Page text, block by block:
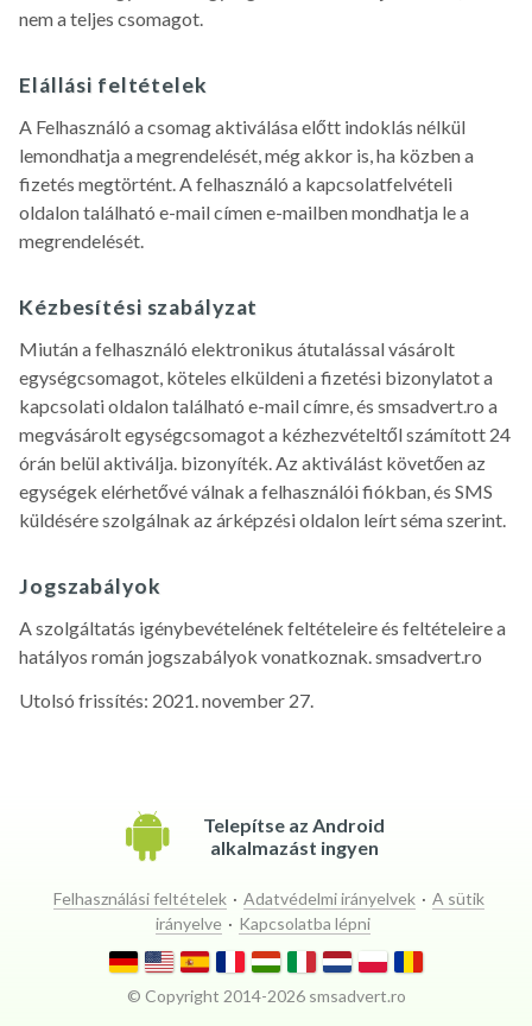
nem a teljes csomagot.
Elállási feltételek
A Felhasználó a csomag aktiválása előtt indoklás nélkül
lemondhatja a megrendelését, még akkor is, ha közben a
fizetés megtörtént. A felhasználó a kapcsolatfelvételi
oldalon található e-mail címen e-mailben mondhatja le a
megrendelését.
Kézbesítési szabályzat
Miután a felhasználó elektronikus átutalással vásárolt
egységcsomagot, köteles elküldeni a fizetési bizonylatot a
kapcsolati oldalon található e-mail címre, és smsadvert.ro a
megvásárolt egységcsomagot a kézhezvételtől számított 24
órán belül aktiválja. bizonyíték. Az aktiválást követően az
egységek elérhetővé válnak a felhasználói fiókban, és SMS
küldésére szolgálnak az árképzési oldalon leírt séma szerint.
Jogszabályok
A szolgáltatás igénybevételének feltételeire és feltételeire a
hatályos román jogszabályok vonatkoznak. smsadvert.ro
Utolsó frissítés: 2021. november 27.
Telepítse az Android
alkalmazást ingyen
Felhasználási feltételek · Adatvédelmi irányelvek · A sütik
irányelve · Kapcsolatba lépni
© Copyright 2014-2026 smsadvert.ro